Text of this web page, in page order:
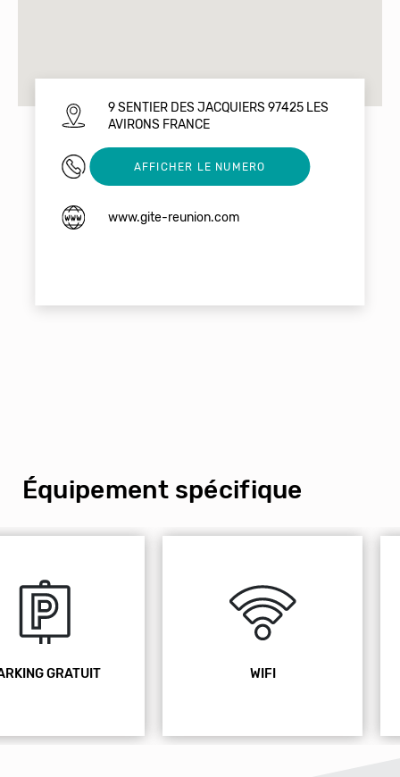
9 SENTIER DES JACQUIERS 97425 LES
AVIRONS FRANCE
0262195031
AFFICHER LE NUMERO
www.gite-reunion.com
Équipement spécifique
ANIMAUX ACCEPTÉS